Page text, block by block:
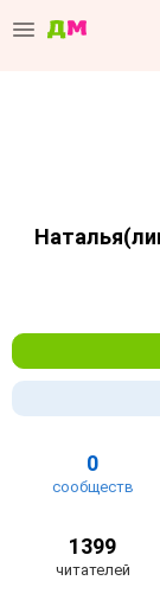
0
сообществ
1399
читателей